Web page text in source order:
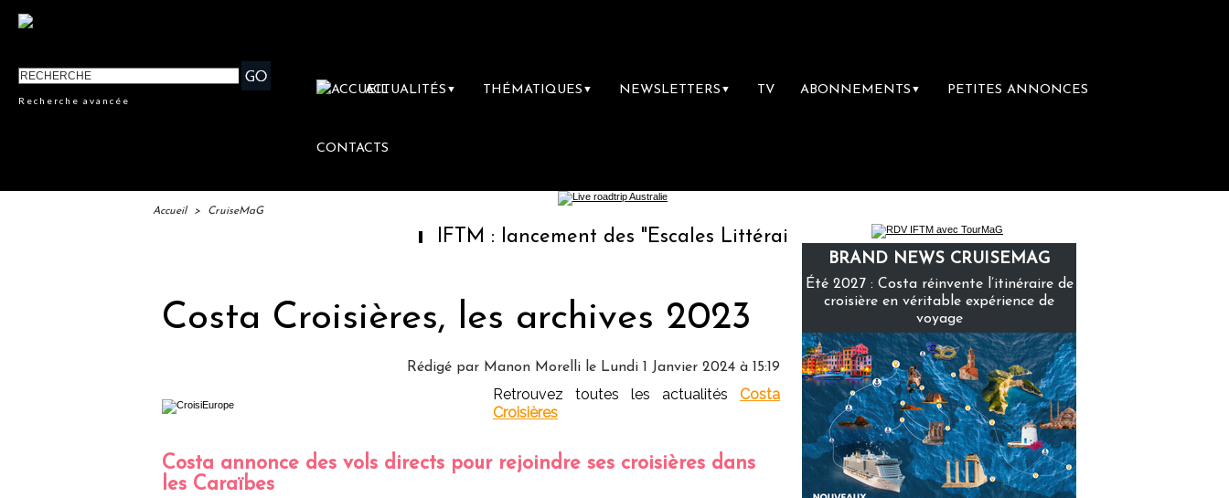
Recherche avancée
ACTUALITÉS ▼ THÉMATIQUES ▼ NEWSLETTERS ▼ TV ABONNEMENTS ▼ PETITES ANNONCES
CONTACTS
Accueil > CruiseMaG
IFTM : lancement des "Escales Littéraires", la première librairie du voyage
Costa Croisières, les archives 2023
Rédigé par Manon Morelli le Lundi 1 Janvier 2024 à 15:19
Retrouvez toutes les actualités Costa
Croisières
Costa annonce des vols directs pour rejoindre ses croisières dans
les Caraïbes
BRAND NEWS CRUISEMAG
Été 2027 : Costa réinvente l’itinéraire de
croisière en véritable expérience de
voyage